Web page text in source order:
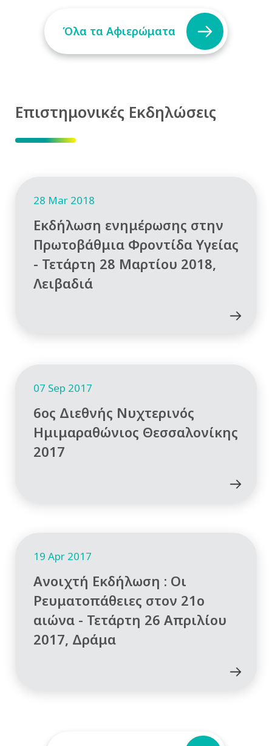
Όλα τα Αφιερώματα
Επιστημονικές Εκδηλώσεις
28 Mar 2018
Εκδήλωση ενημέρωσης στην
Πρωτοβάθμια Φροντίδα Υγείας
- Τετάρτη 28 Μαρτίου 2018,
Λειβαδιά
07 Sep 2017
6ος Διεθνής Νυχτερινός
Ημιμαραθώνιος Θεσσαλονίκης
2017
19 Apr 2017
Ανοιχτή Εκδήλωση : Οι
Ρευματοπάθειες στον 21ο
αιώνα - Τετάρτη 26 Απριλίου
2017, Δράμα